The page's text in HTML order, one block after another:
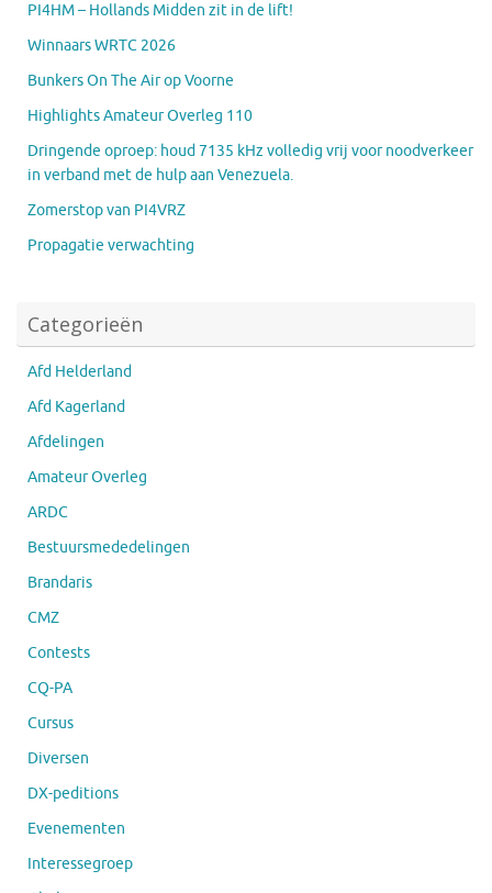
PI4HM – Hollands Midden zit in de lift!
Winnaars WRTC 2026
Bunkers On The Air op Voorne
Highlights Amateur Overleg 110
Dringende oproep: houd 7135 kHz volledig vrij voor noodverkeer
in verband met de hulp aan Venezuela.
Zomerstop van PI4VRZ
Propagatie verwachting
Categorieën
Afd Helderland
Afd Kagerland
Afdelingen
Amateur Overleg
ARDC
Bestuursmededelingen
Brandaris
CMZ
Contests
CQ-PA
Cursus
Diversen
DX-peditions
Evenementen
Interessegroep